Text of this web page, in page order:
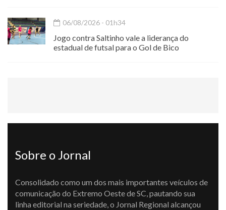
06/08/2026 - 01h34
Jogo contra Saltinho vale a liderança do
estadual de futsal para o Gol de Bico
Sobre o Jornal
Consolidado como um dos mais importantes veículos de
comunicação do Extremo Oeste de SC, pautando sua
linha editorial na seriedade, o Jornal Regional alcançou